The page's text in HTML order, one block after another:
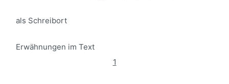
als Schreibort
Erwähnungen im Text
1